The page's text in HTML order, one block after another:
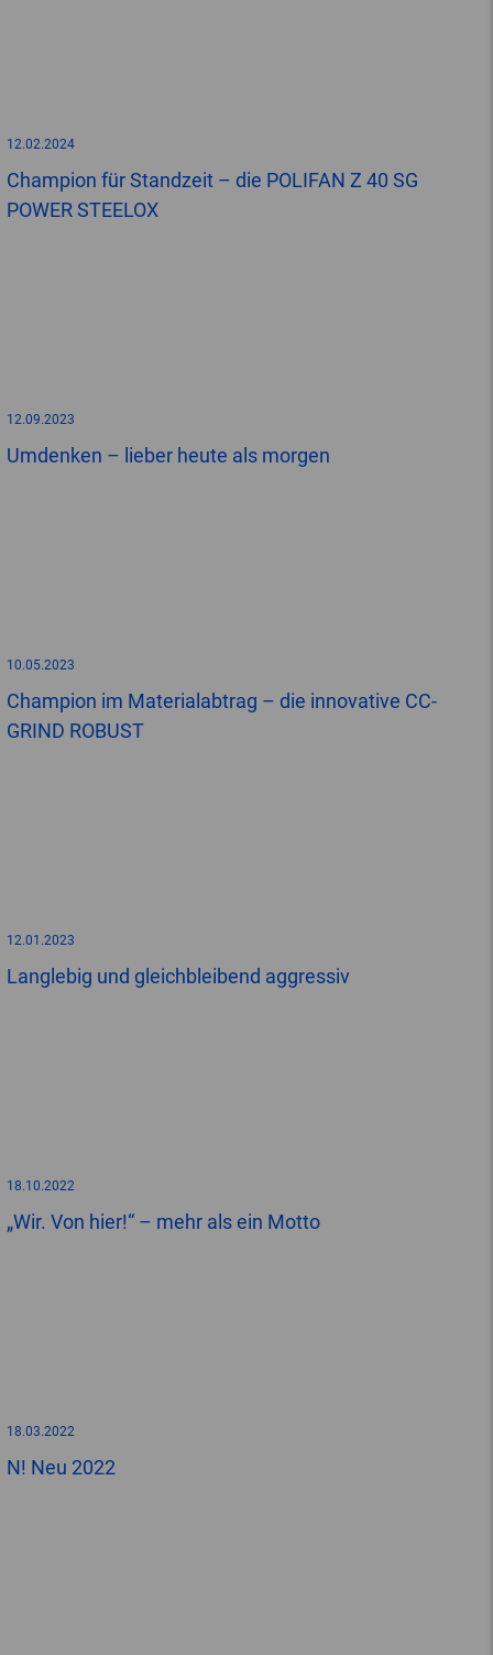
12.02.2024
Champion für Standzeit – die POLIFAN Z 40 SG
POWER STEELOX
12.09.2023
Umdenken – lieber heute als morgen
10.05.2023
Champion im Materialabtrag – die innovative CC-
GRIND ROBUST
12.01.2023
Langlebig und gleichbleibend aggressiv
18.10.2022
„Wir. Von hier!“ – mehr als ein Motto
18.03.2022
N! Neu 2022